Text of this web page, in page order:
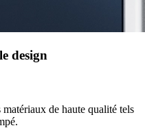
design
de haute qualité tels